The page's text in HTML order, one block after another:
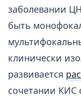
заболевании
быть
клинически
развивается
сочетании